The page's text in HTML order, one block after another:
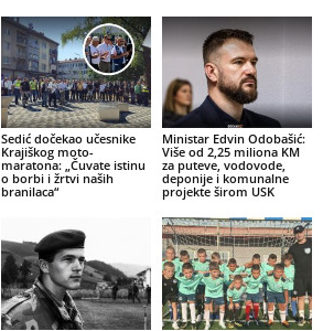
Sedić dočekao učesnike
Krajiškog moto-
maratona: „Čuvate istinu
o borbi i žrtvi naših
branilaca“
Ministar Edvin Odobašić:
Više od 2,25 miliona KM
za puteve, vodovode,
deponije i komunalne
projekte širom USK